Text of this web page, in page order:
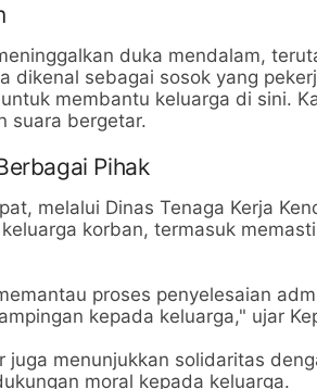
duka mendalam,
dikenal sebagai sosok yang
membantu keluarga di sini.
suara bergetar.
Pihak
melalui Dinas Tenaga Kerja
korban, termasuk
proses penyelesaian
kepada keluarga," ujar
juga menunjukkan solidaritas
moral kepada keluarga.